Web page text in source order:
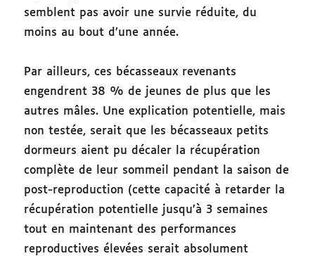
semblent pas avoir une survie réduite, du
moins au bout d’une année.
Par ailleurs, ces bécasseaux revenants
engendrent 38 % de jeunes de plus que les
autres mâles. Une explication potentielle, mais
non testée, serait que les bécasseaux petits
dormeurs aient pu décaler la récupération
complète de leur sommeil pendant la saison de
post-reproduction (cette capacité à retarder la
récupération potentielle jusqu’à 3 semaines
tout en maintenant des performances
reproductives élevées serait absolument